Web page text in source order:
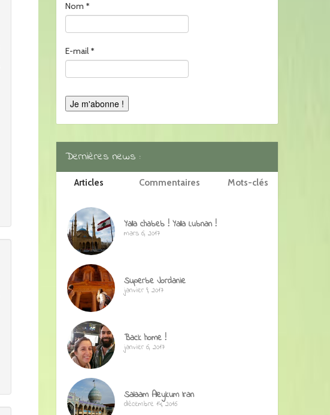
Nom *
E-mail *
Dernières news :
Articles Commentaires Mots-clés
Yalla chabeb ! Yalla Lubnan !
mars 6, 2017
Superbe Jordanie
janvier 9, 2017
Back home !
janvier 6, 2017
Salaam Aleykum Iran
décembre 14, 2016